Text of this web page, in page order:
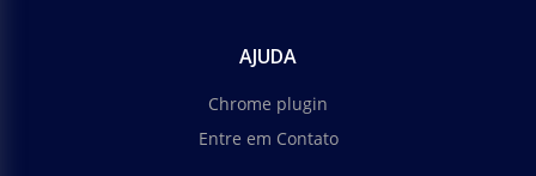
AJUDA
Chrome plugin
Entre em Contato